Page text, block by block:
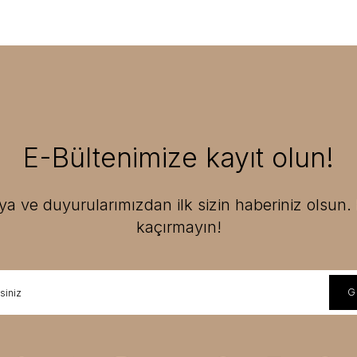
E-Bültenimize kayıt olun!
ve duyurularımızdan ilk sizin haberiniz olsun.
kaçırmayın!